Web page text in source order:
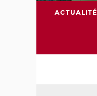
ACTUALITÉ